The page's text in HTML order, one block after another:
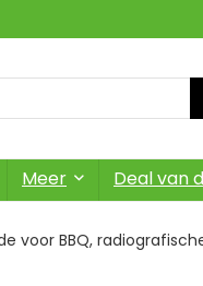
Meer Deal van
voor BBQ,